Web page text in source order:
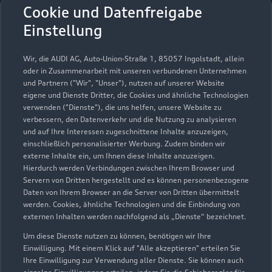
Cookie und Datenfreigabe
Einstellung
Wir, die AUDI AG, Auto-Union-Straße 1, 85057 Ingolstadt, allein
oder in Zusammenarbeit mit unseren verbundenen Unternehmen
und Partnern ("Wir", "Unser"), nutzen auf unserer Website
eigene und Dienste Dritter, die Cookies und ähnliche Technologien
verwenden ("Dienste"), die uns helfen, unsere Website zu
verbessern, den Datenverkehr und die Nutzung zu analysieren
und auf Ihre Interessen zugeschnittene Inhalte anzuzeigen,
einschließlich personalisierter Werbung. Zudem binden wir
externe Inhalte ein, um Ihnen diese Inhalte anzuzeigen.
Hierdurch werden Verbindungen zwischen Ihrem Browser und
Servern von Dritten hergestellt und es können personenbezogene
Daten von Ihrem Browser an die Server von Dritten übermittelt
werden. Cookies, ähnliche Technologien und die Einbindung von
externen Inhalten werden nachfolgend als „Dienste“ bezeichnet.
Um diese Dienste nutzen zu können, benötigen wir Ihre
Einwilligung. Mit einem Klick auf "Alle akzeptieren" erteilen Sie
Ihre Einwilligung zur Verwendung aller Dienste. Sie können auch
Autohaus Schlotter GmbH
56422 Wirges
Christian-Heibel-Straße 41
56422 Wirges